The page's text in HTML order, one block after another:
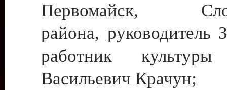
Первомайск,
района, руководитель
работник культуры
Васильевич Крачун;